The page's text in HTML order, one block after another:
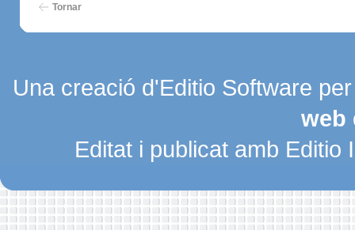
Tornar
Una creació d'Editio Software
web
Editat i publicat amb Editio